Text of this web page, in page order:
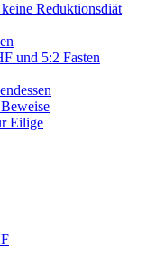
Reduktionsdiät
und 5:2 Fasten
Eilige